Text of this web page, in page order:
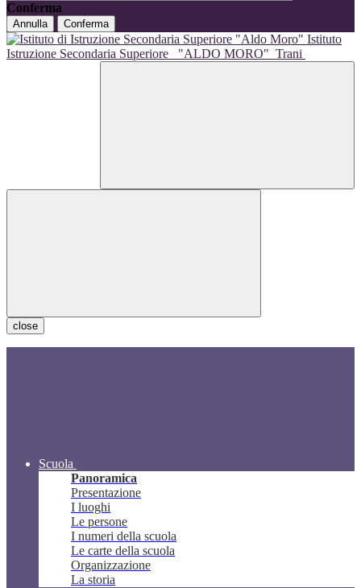
Conferma
Annulla Conferma
Istituto
Istruzione Secondaria Superiore
"ALDO MORO" Trani
close
Scuola
Panoramica
Presentazione
I luoghi
Le persone
I numeri della scuola
Le carte della scuola
Organizzazione
La storia